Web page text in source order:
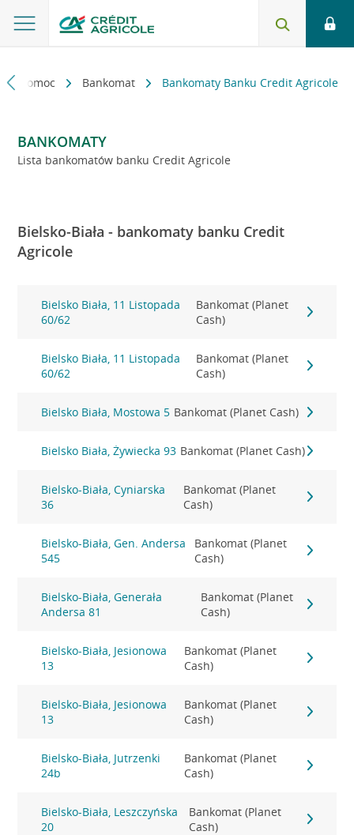
i pomoc Bankomat Bankomaty Banku Credit Agricole
BANKOMATY
Lista bankomatów banku Credit Agricole
Bielsko-Biała - bankomaty banku Credit
Agricole
Bielsko Biała, 11 Listopada
60/62
Bankomat (Planet
Cash)
Bielsko Biała, 11 Listopada
60/62
Bankomat (Planet
Cash)
Bielsko Biała, Mostowa 5 Bankomat (Planet Cash)
Bielsko Biała, Żywiecka 93 Bankomat (Planet Cash)
Bielsko-Biała, Cyniarska
36
Bankomat (Planet
Cash)
Bielsko-Biała, Gen. Andersa
545
Bankomat (Planet
Cash)
Bielsko-Biała, Generała
Andersa 81
Bankomat (Planet
Cash)
Bielsko-Biała, Jesionowa
13
Bankomat (Planet
Cash)
Bielsko-Biała, Jesionowa
13
Bankomat (Planet
Cash)
Bielsko-Biała, Jutrzenki
24b
Bankomat (Planet
Cash)
Bielsko-Biała, Leszczyńska
20
Bankomat (Planet
Cash)